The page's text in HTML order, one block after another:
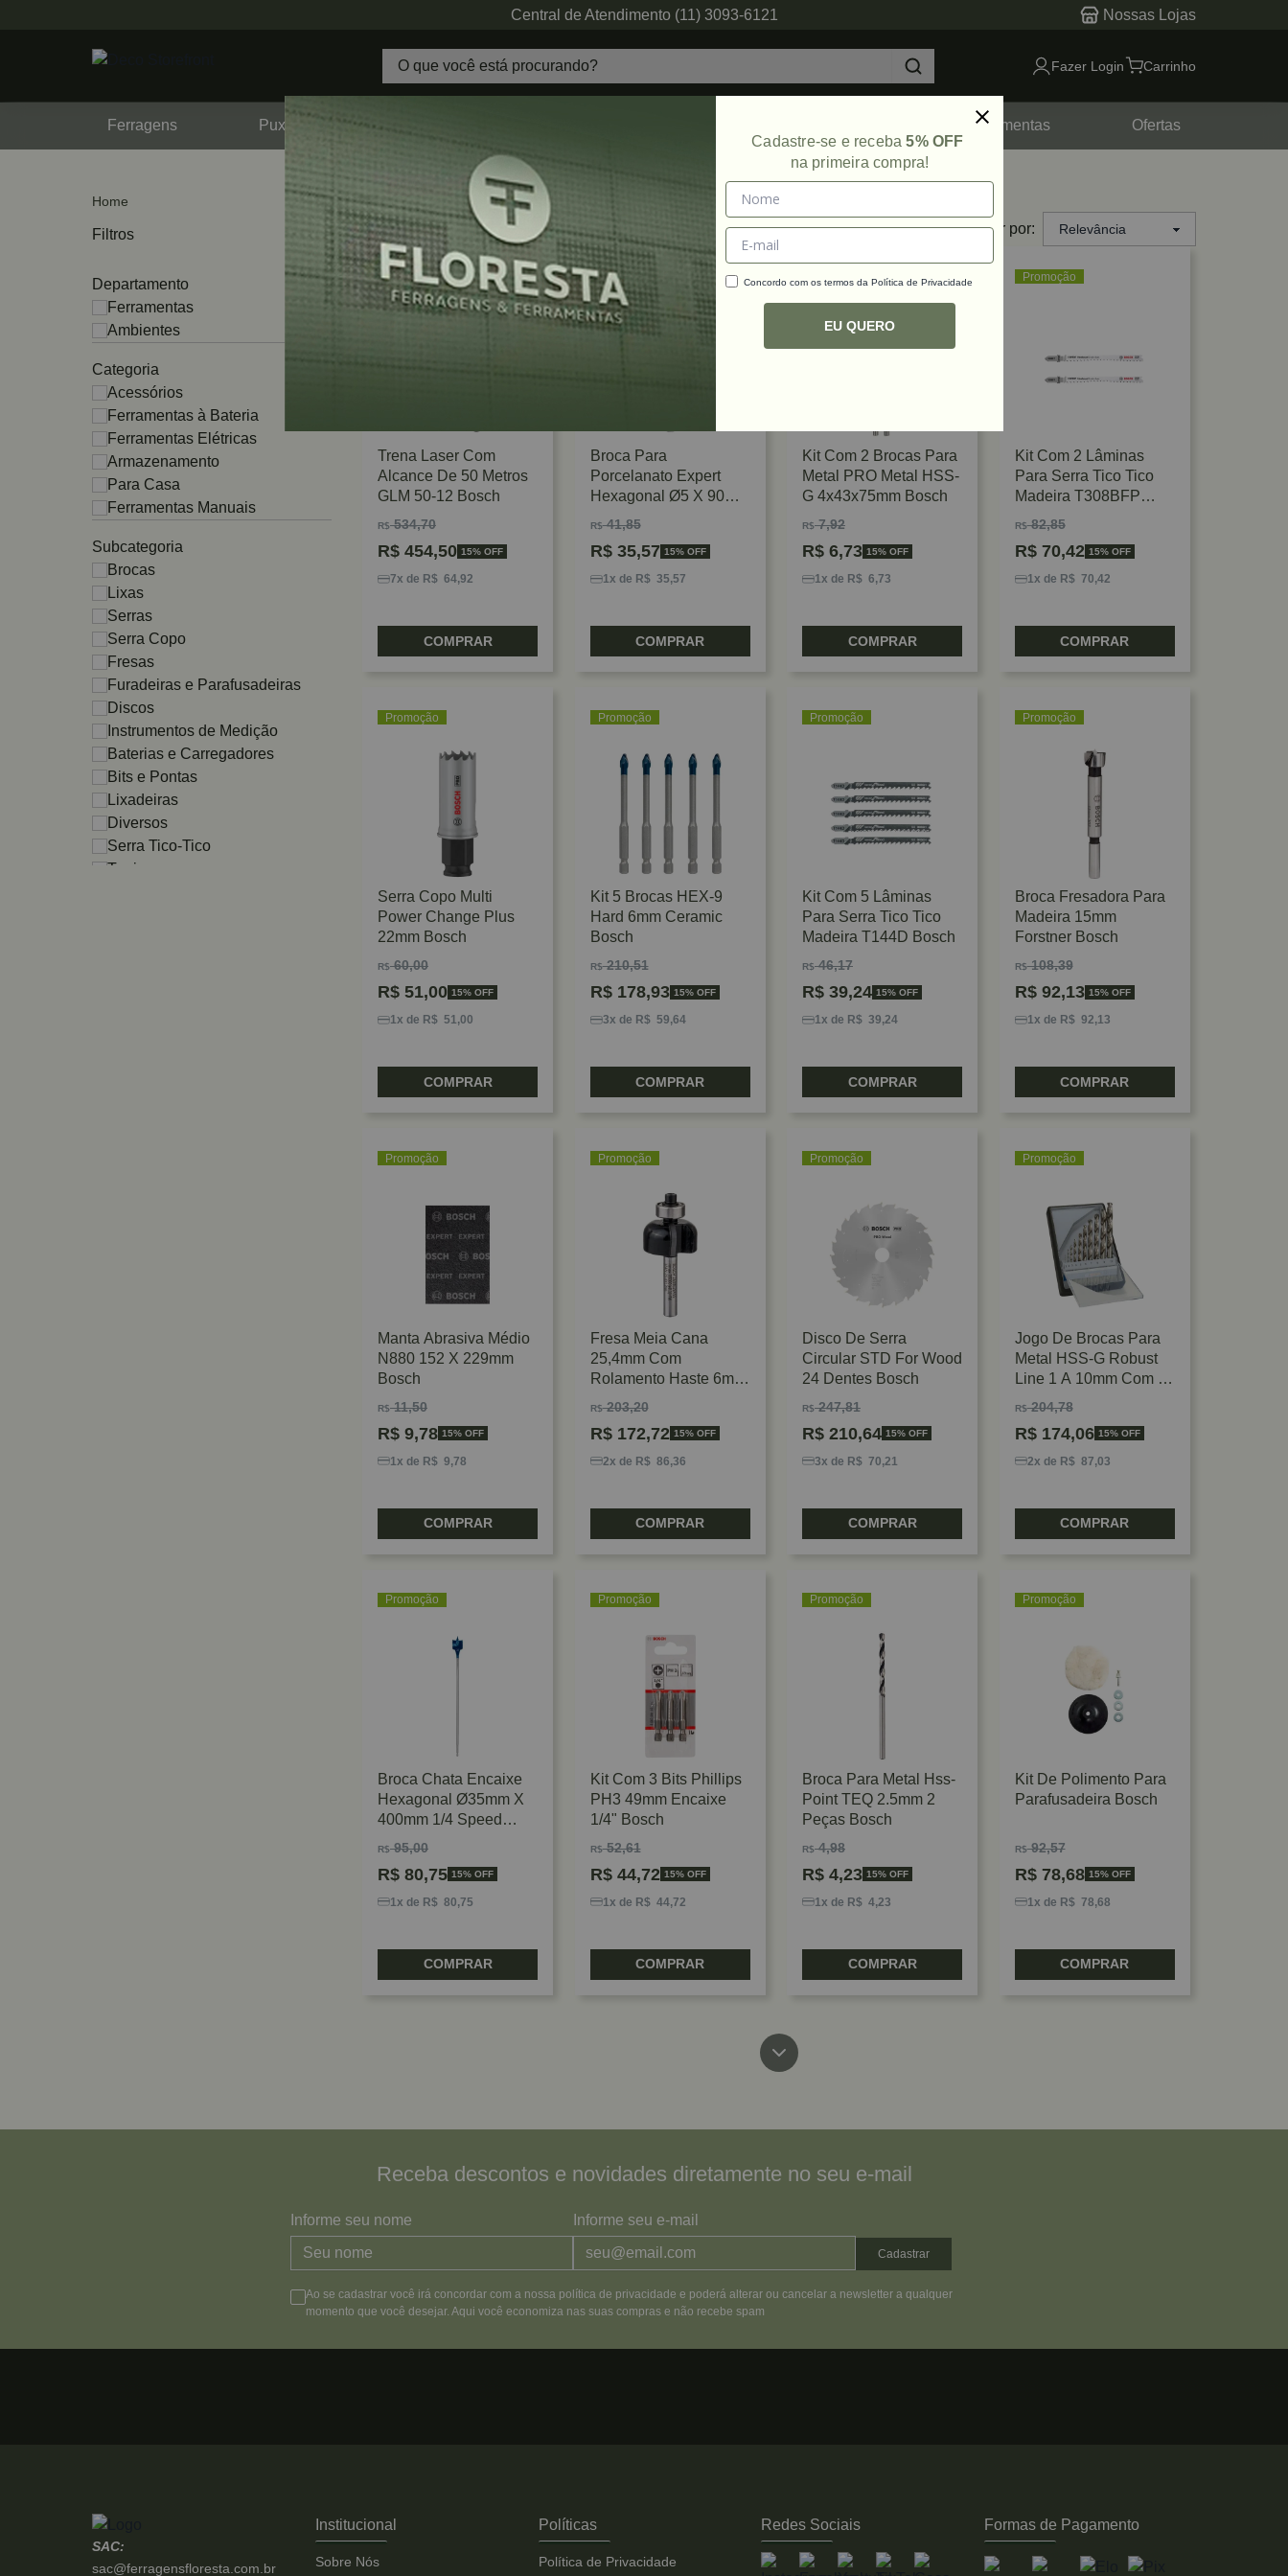
Central de Atendimento (11) 3093-6121 Nossas Lojas
Fazer Login Carrinho
Ferragens Puxadores Ferramentas Ofertas
Home
Filtros
Departamento
Ferramentas
Ambientes
Categoria
Acessórios
Ferramentas à Bateria
Ferramentas Elétricas
Armazenamento
Para Casa
Ferramentas Manuais
Subcategoria
Brocas
Lixas
Serras
Serra Copo
Fresas
Furadeiras e Parafusadeiras
Discos
Instrumentos de Medição
Baterias e Carregadores
Bits e Pontas
Lixadeiras
Diversos
Serra Tico-Tico
Tupias
708 PRODUTOS ENCONTRADOS Ordenar por:
Trena Laser Com
Alcance De 50 Metros
GLM 50-12 Bosch
R$534,70
R$ 454,50 15% OFF
7x de R$ 64,92
COMPRAR
Promoção
Broca Para
Porcelanato Expert
Hexagonal Ø5 X 90mm
Bosch
R$41,85
R$35,57 15% OFF
1x de R$ 35,57
COMPRAR
Promoção
Kit Com 2 Brocas Para
Metal PRO Metal HSS-
G 4x43x75mm Bosch
R$7,92
R$ 6,73 15% OFF
1x de R$ 6,73
COMPRAR
Promoção
Kit Com 2 Lâminas
Para Serra Tico Tico
Madeira T308BFP
Bosch
R$82,85
R$70,42 15% OFF
1x de R$ 70,42
COMPRAR
Promoção
Serra Copo Multi
Power Change Plus
22mm Bosch
R$60,00
R$ 51,00 15% OFF
1x de R$ 51,00
COMPRAR
Promoção
Kit 5 Brocas HEX-9
Hard 6mm Ceramic
Bosch
R$210,51
R$178,93 15% OFF
3x de R$ 59,64
COMPRAR
Promoção
Kit Com 5 Lâminas
Para Serra Tico Tico
Madeira T144D Bosch
R$46,17
R$ 39,24 15% OFF
1x de R$ 39,24
COMPRAR
Promoção
Broca Fresadora Para
Madeira 15mm
Forstner Bosch
R$108,39
R$92,13 15% OFF
1x de R$ 92,13
COMPRAR
Promoção
Manta Abrasiva Médio
N880 152 X 229mm
Bosch
R$11,50
R$ 9,78 15% OFF
1x de R$ 9,78
COMPRAR
Promoção
Fresa Meia Cana
25,4mm Com
Rolamento Haste 6mm
Bosch
R$203,20
R$172,72 15% OFF
2x de R$ 86,36
COMPRAR
Promoção
Disco De Serra
Circular STD For Wood
24 Dentes Bosch
R$247,81
R$ 210,64 15% OFF
3x de R$ 70,21
COMPRAR
Promoção
Jogo De Brocas Para
Metal HSS-G Robust
Line 1 A 10mm Com 10
Peças Bosch
R$204,78
R$174,06 15% OFF
2x de R$ 87,03
COMPRAR
Promoção
Broca Chata Encaixe
Hexagonal Ø35mm X
400mm 1/4 Speed
Bosch
R$95,00
R$ 80,75 15% OFF
1x de R$ 80,75
COMPRAR
Promoção
Kit Com 3 Bits Phillips
PH3 49mm Encaixe
1/4" Bosch
R$52,61
R$44,72 15% OFF
1x de R$ 44,72
COMPRAR
Promoção
Broca Para Metal Hss-
Point TEQ 2.5mm 2
Peças Bosch
R$4,98
R$ 4,23 15% OFF
1x de R$ 4,23
COMPRAR
Promoção
Kit De Polimento Para
Parafusadeira Bosch
R$92,57
R$78,68 15% OFF
1x de R$ 78,68
COMPRAR
Receba descontos e novidades diretamente no seu e-mail
Informe seu nome Informe seu e-mail
Cadastrar
Ao se cadastrar você irá concordar com a nossa política de privacidade e poderá alterar ou cancelar a newsletter a qualquer
momento que você desejar. Aqui você economiza nas suas compras e não recebe spam
SAC:
sac@ferragensfloresta.com.br
Institucional
Sobre Nós
Políticas
Política de Privacidade
Redes Sociais Formas de Pagamento
Cadastre-se e receba5% OFF
na primeira compra!
Concordo com os termos da Política de Privacidade
EU QUERO